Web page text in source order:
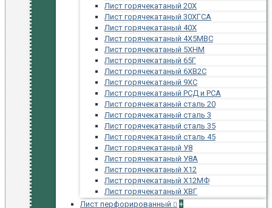
Лист горячекатаный 20Х
Лист горячекатаный 30ХГСА
Лист горячекатаный 40Х
Лист горячекатаный 4Х5МВС
Лист горячекатаный 5ХНМ
Лист горячекатаный 65Г
Лист горячекатаный 6ХВ2С
Лист горячекатаный 9ХС
Лист горячекатаный РСД и РСА
Лист горячекатаный сталь 20
Лист горячекатаный сталь 3
Лист горячекатаный сталь 35
Лист горячекатаный сталь 45
Лист горячекатаный У8
Лист горячекатаный У8А
Лист горячекатаный Х12
Лист горячекатаный Х12МФ
Лист горячекатаный ХВГ
Лист перфорированный
+